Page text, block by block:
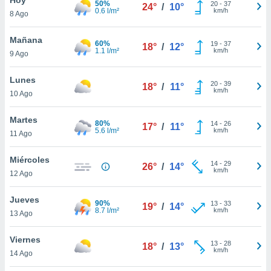
en
más
nuestra
de
cookies
aceptar
8 Ago
50%
0.6 l/m²
24° / 10° 20- 37
km/h
Mañana
9 Ago
60%
1.1 l/m²
18° / 12° 19- 37
km/h
Lunes
10 Ago
18° / 11° 20- 39
km/h
Martes
11 Ago
80%
5.6 l/m²
17° / 11° 14- 26
km/h
Miércoles
12 Ago
26° / 14° 14- 29
km/h
Jueves
13 Ago
90%
8.7 l/m²
19° / 14° 13- 33
km/h
Viernes
14 Ago
18° / 13° 13- 28
km/h